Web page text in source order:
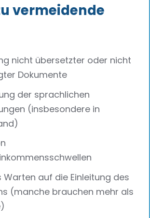
vermeidende
nicht übersetzter oder nicht
Dokumente
der sprachlichen
(insbesondere in
Warten auf die Einleitung des
(manche brauchen mehr als